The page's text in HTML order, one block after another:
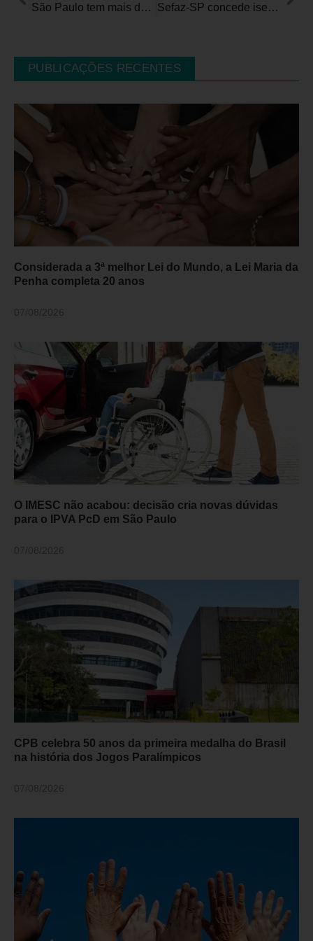
São Paulo tem mais de 34 mil pessoas com deficiência com isenção de IPVA indeferida Sefaz-SP concede isenção do IPVA de 2022 e 2023 para cerca de 29 mil pessoas com deficiência
PUBLICAÇÕES RECENTES
Considerada a 3ª melhor Lei do Mundo, a Lei Maria da
Penha completa 20 anos
O IMESC não acabou: decisão cria novas dúvidas
para o IPVA PcD em São Paulo
CPB celebra 50 anos da primeira medalha do Brasil
na história dos Jogos Paralímpicos